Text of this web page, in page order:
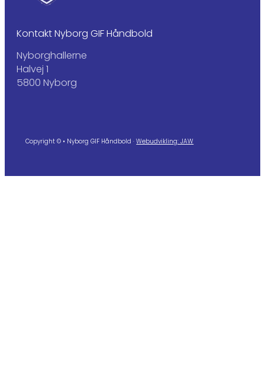
Kontakt Nyborg GIF Håndbold
Nyborghallerne
Halvej 1
5800 Nyborg
Copyright © • Nyborg GIF Håndbold ·Webudvikling: JAW